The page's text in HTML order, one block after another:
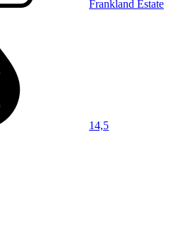
Frankland Estate
14,5